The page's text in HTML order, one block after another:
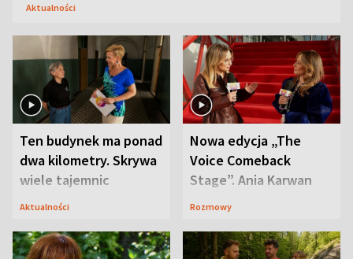
Aktualności
Ten budynek ma ponad
dwa kilometry. Skrywa
wiele tajemnic
Aktualności
Nowa edycja „The
Voice Comeback
Stage”. Ania Karwan
zapowiada
Rozmowy